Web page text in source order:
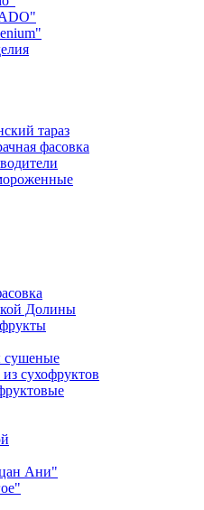
тараз
фасовка
Долины
сухофруктов
Ани"